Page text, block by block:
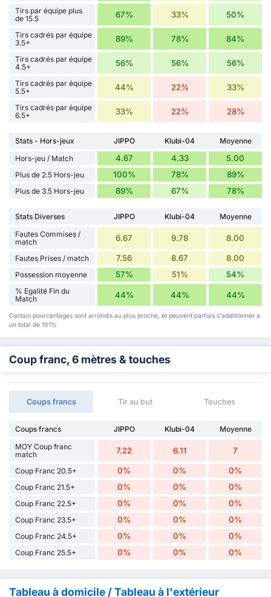
Tirs par équipe plus
de 15.5
67% 33% 50%
Tirs cadrés par équipe
3.5+
89% 78% 84%
Tirs cadrés par équipe
4.5+
56% 56% 56%
Tirs cadrés par équipe
5.5+
44% 22% 33%
Tirs cadrés par équipe
6.5+
33% 22% 28%
Stats - Hors-jeux JIPPO Klubi-04
Moyenne
Hors-jeu / Match
4.67 4.33 5.00
Plus de 2.5 Hors-jeu 100% 78% 89%
Plus de 3.5 Hors-jeu 89% 67% 78%
Stats Diverses JIPPO Klubi-04
Moyenne
Fautes Commises /
match
6.67 9.78 8.00
Fautes Prises / match 7.56 8.67 8.00
Possession moyenne 57% 51% 54%
% Egalité Fin du
Match
44% 44% 44%
Certain pourcentages sont arrondis au plus proche, et peuvent parfois s'additionner a
un total de 101%
Coup franc, 6 mètres & touches
Coups francs Tir au but Touches
Coups francs JIPPO Klubi-04
Moyenne
MOY Coup franc
match
7.22 6.11 7
Coup Franc 20.5+ 0% 0% 0%
Coup Franc 21.5+ 0% 0% 0%
Coup Franc 22.5+ 0% 0% 0%
Coup Franc 23.5+ 0% 0% 0%
Coup Franc 24.5+ 0% 0% 0%
Coup Franc 25.5+ 0% 0% 0%
Tableau à domicile / Tableau à l'extérieur